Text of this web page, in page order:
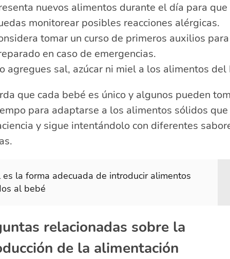
nuevos alimentos durante el día para que
monitorear posibles reacciones alérgicas.
tomar un curso de primeros auxilios
en caso de emergencias.
agregues sal, azúcar ni miel a los alimentos del
que cada bebé es único y algunos pueden
para adaptarse a los alimentos sólidos
y sigue intentándolo con diferentes
es la forma adecuada de introducir alimentos
al bebé
relacionadas sobre la
de la alimentación